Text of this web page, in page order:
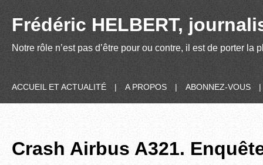
Frédéric HELBERT,
Notre rôle n’est pas d’être pour ou contre, il est de porter
ACCUEIL ET ACTUALITÉ | A PROPOS | ABONNEZ-VOUS |
Crash Airbus A321.